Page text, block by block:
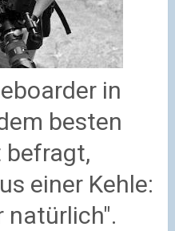
in
besten
befragt,
einer Kehle:
natürlich".